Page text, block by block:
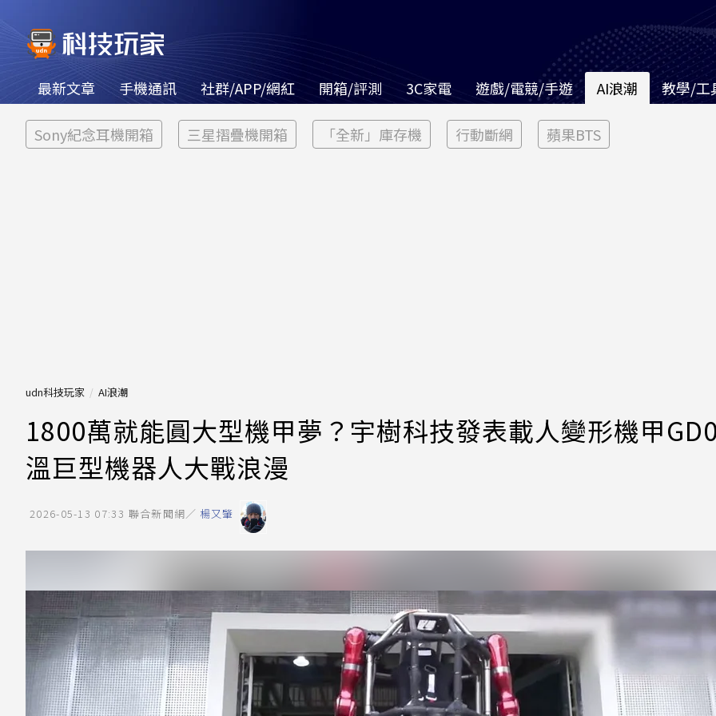
最新文章 手機通訊 社群/APP/網紅 開箱/評測 3C家電 遊戲/電競/手遊 AI浪潮 教學/工
Sony紀念耳機開箱 三星摺疊機開箱 「全新」庫存機 行動斷網 蘋果BTS
udn科技玩家 AI浪潮
1800萬就能圓大型機甲夢？宇樹科技發表載人變形機甲
溫巨型機器人大戰浪漫
2026-05-13 07:33 聯合新聞網／ 楊又肇